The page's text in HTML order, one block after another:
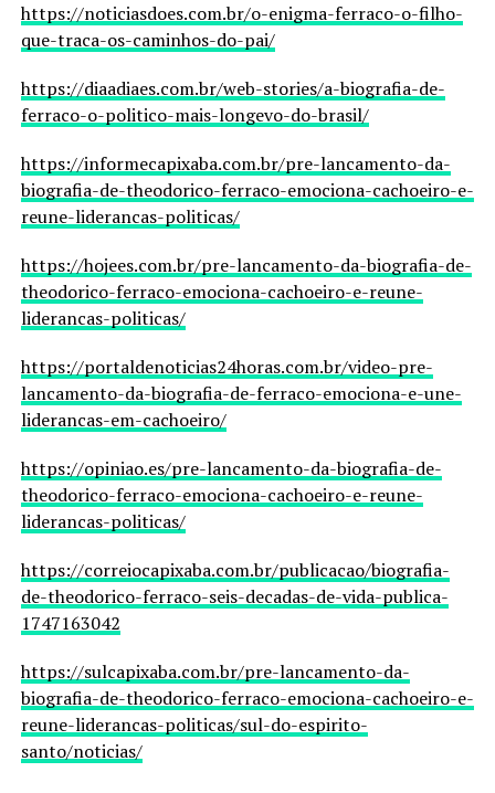
https://noticiasdoes.com.br/o-enigma-ferraco-o-filho-
que-traca-os-caminhos-do-pai/
https://diaadiaes.com.br/web-stories/a-biografia-de-
ferraco-o-politico-mais-longevo-do-brasil/
https://informecapixaba.com.br/pre-lancamento-da-
biografia-de-theodorico-ferraco-emociona-cachoeiro-e-
reune-liderancas-politicas/
https://hojees.com.br/pre-lancamento-da-biografia-de-
theodorico-ferraco-emociona-cachoeiro-e-reune-
liderancas-politicas/
https://portaldenoticias24horas.com.br/video-pre-
lancamento-da-biografia-de-ferraco-emociona-e-une-
liderancas-em-cachoeiro/
https://opiniao.es/pre-lancamento-da-biografia-de-
theodorico-ferraco-emociona-cachoeiro-e-reune-
liderancas-politicas/
https://correiocapixaba.com.br/publicacao/biografia-
de-theodorico-ferraco-seis-decadas-de-vida-publica-
1747163042
https://sulcapixaba.com.br/pre-lancamento-da-
biografia-de-theodorico-ferraco-emociona-cachoeiro-e-
reune-liderancas-politicas/sul-do-espirito-
santo/noticias/